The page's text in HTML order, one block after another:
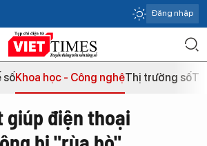
Đăng nhập
sốKhoa học - Công nghệThị trường số
giúp điện thoại